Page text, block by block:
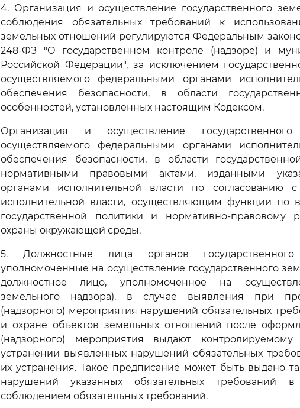
4. Организация и осуществление государственного
соблюдения обязательных требований к
земельных отношений регулируются Федеральным
248-ФЗ "О государственном контроле (надзоре) и
Российской Федерации", за исключением
осуществляемого федеральными органами
обеспечения безопасности, в области
особенностей, установленных настоящим Кодексом.
Организация и осуществление
осуществляемого федеральными органами
обеспечения безопасности, в области
нормативными правовыми актами, изданными
органами исполнительной власти по согласованию
исполнительной власти, осуществляющим функции по
государственной политики и нормативно-правовому
охраны окружающей среды.
5. Должностные лица органов
уполномоченные на осуществление государственного
должностное лицо, уполномоченное на
земельного надзора), в случае выявления при
(надзорного) мероприятия нарушений обязательных
и охране объектов земельных отношений после
(надзорного) мероприятия выдают
устранении выявленных нарушений обязательных
их устранения. Такое предписание может быть выдано
нарушений указанных обязательных требований
соблюдением обязательных требований.